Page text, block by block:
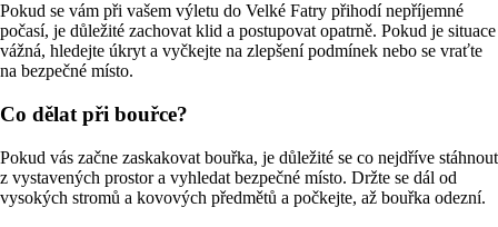
Pokud se vám při vašem výletu do Velké Fatry přihodí nepříjemné
počasí, je důležité zachovat klid a postupovat opatrně. Pokud je situace
vážná, hledejte úkryt a vyčkejte na zlepšení podmínek nebo se vraťte
na bezpečné místo.
Co dělat při bouřce?
Pokud vás začne zaskakovat bouřka, je důležité se co nejdříve stáhnout
z vystavených prostor a vyhledat bezpečné místo. Držte se dál od
vysokých stromů a kovových předmětů a počkejte, až bouřka odezní.